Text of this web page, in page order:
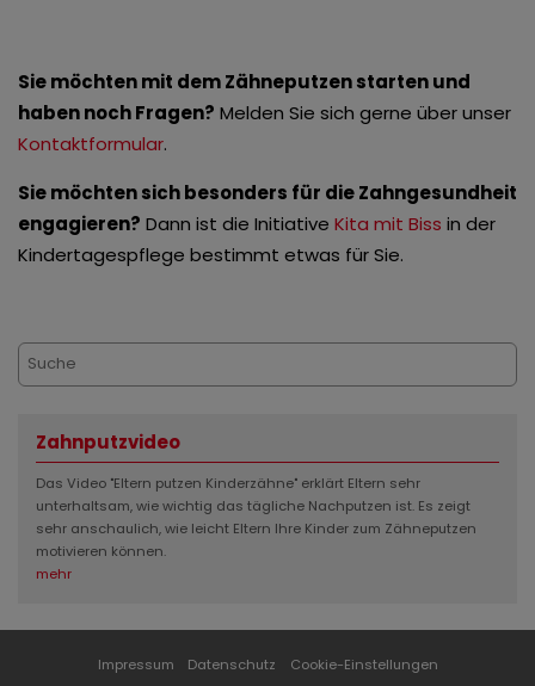
Sie möchten mit dem Zähneputzen starten und
haben noch Fragen? Melden Sie sich gerne über unser
Kontaktformular.
Sie möchten sich besonders für die Zahngesundheit
engagieren? Dann ist die Initiative Kita mit Biss in der
Kindertagespflege bestimmt etwas für Sie.
Zahnputzvideo
Das Video "Eltern putzen Kinderzähne" erklärt Eltern sehr
unterhaltsam, wie wichtig das tägliche Nachputzen ist. Es zeigt
sehr anschaulich, wie leicht Eltern Ihre Kinder zum Zähneputzen
motivieren können.
mehr
Impressum Datenschutz Cookie-Einstellungen